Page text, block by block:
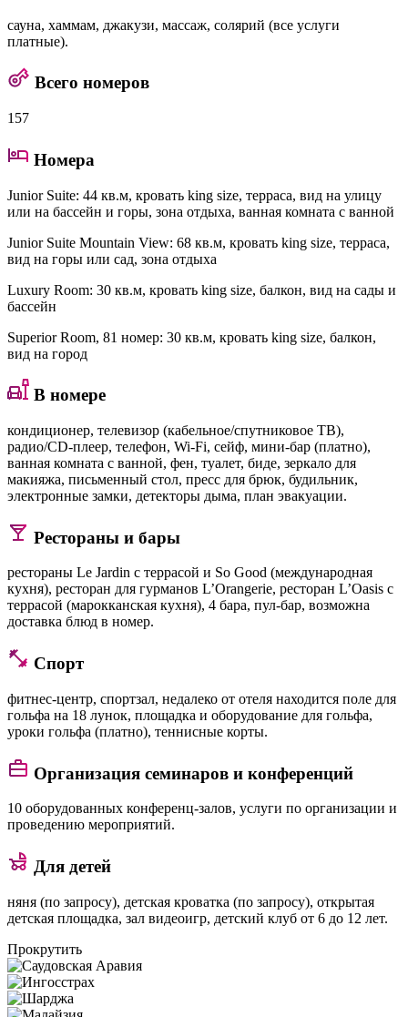
сауна, хаммам, джакузи, массаж, солярий (все услуги
платные).
Всего номеров
157
Номера
Junior Suite: 44 кв.м, кровать king size, терраса, вид на улицу
или на бассейн и горы, зона отдыха, ванная комната с ванной
Junior Suite Mountain View: 68 кв.м, кровать king size, терраса,
вид на горы или сад, зона отдыха
Luxury Room: 30 кв.м, кровать king size, балкон, вид на сады и
бассейн
Superior Room, 81 номер: 30 кв.м, кровать king size, балкон,
вид на город
В номере
кондиционер, телевизор (кабельное/спутниковое ТВ),
радио/CD-плеер, телефон, Wi-Fi, сейф, мини-бар (платно),
ванная комната с ванной, фен, туалет, биде, зеркало для
макияжа, письменный стол, пресс для брюк, будильник,
электронные замки, детекторы дыма, план эвакуации.
Рестораны и бары
рестораны Le Jardin с террасой и So Good (международная
кухня), ресторан для гурманов L’Orangerie, ресторан L’Oasis с
террасой (марокканская кухня), 4 бара, пул-бар, возможна
доставка блюд в номер.
Спорт
фитнес-центр, спортзал, недалеко от отеля находится поле для
гольфа на 18 лунок, площадка и оборудование для гольфа,
уроки гольфа (платно), теннисные корты.
Организация семинаров и конференций
10 оборудованных конференц-залов, услуги по организации и
проведению мероприятий.
Для детей
няня (по запросу), детская кроватка (по запросу), открытая
детская площадка, зал видеоигр, детский клуб от 6 до 12 лет.
Прокрутить